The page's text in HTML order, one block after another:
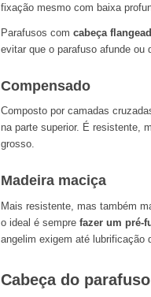
fixação mesmo com baixa
Parafusos com cabeça
evitar que o parafuso afunde ou
Compensado
Composto por camadas
na parte superior. É resistente,
grosso.
Madeira maciça
Mais resistente, mas também
o ideal é sempre fazer um pré-
angelim exigem até lubrificação
Cabeça do